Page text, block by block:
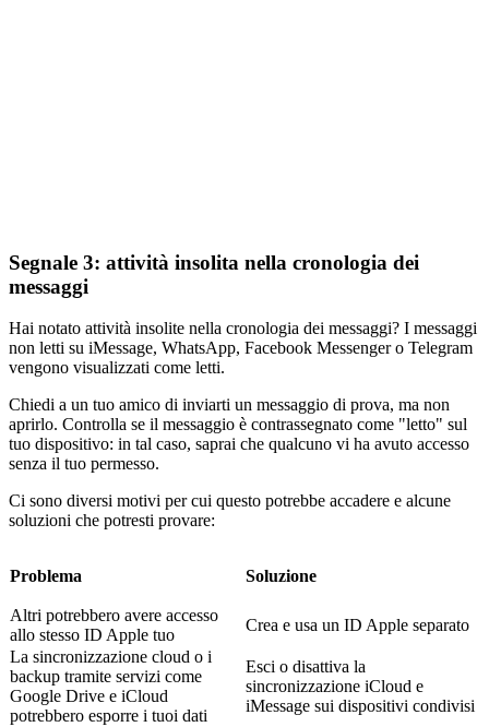
Segnale 3: attività insolita nella cronologia dei
messaggi
Hai notato attività insolite nella cronologia dei messaggi? I messaggi
non letti su iMessage, WhatsApp, Facebook Messenger o Telegram
vengono visualizzati come letti.
Chiedi a un tuo amico di inviarti un messaggio di prova, ma non
aprirlo. Controlla se il messaggio è contrassegnato come "letto" sul
tuo dispositivo: in tal caso, saprai che qualcuno vi ha avuto accesso
senza il tuo permesso.
Ci sono diversi motivi per cui questo potrebbe accadere e alcune
soluzioni che potresti provare:
Problema Soluzione
Altri potrebbero avere accesso
allo stesso ID Apple tuo
Crea e usa un ID Apple separato
La sincronizzazione cloud o i
backup tramite servizi come
Google Drive e iCloud
potrebbero esporre i tuoi dati
Esci o disattiva la
sincronizzazione iCloud e
iMessage sui dispositivi condivisi